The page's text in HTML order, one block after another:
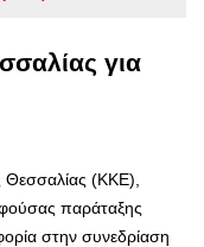
για
Θεσσαλίας (ΚΚΕ),
παράταξης
στην συνεδρίαση